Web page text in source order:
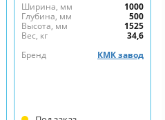
Ширина, мм
1000
Глубина, мм
500
Высота, мм
1525
Вес, кг
34,6
Бренд
КМК завод